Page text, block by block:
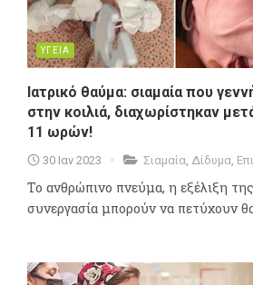
ΥΓΕΙΑ
Ιατρικό θαύμα: σιαμαία που
στην κοιλιά, διαχωρίστηκαν
11 ωρών!
30 Ιαν 2023 Σιαμαία Δίδυμα
Το ανθρώπινο πνεύμα, η εξέλιξη
συνεργασία μπορούν να πετύχουν